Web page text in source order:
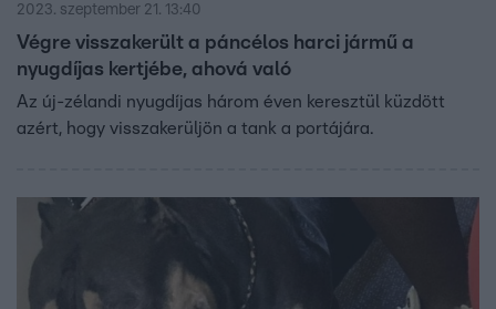
2023. szeptember 21. 13:40
Végre visszakerült a páncélos harci jármű a
nyugdíjas kertjébe, ahová való
Az új-zélandi nyugdíjas három éven keresztül küzdött
azért, hogy visszakerüljön a tank a portájára.